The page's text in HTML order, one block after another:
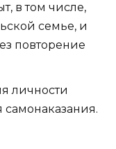
в том числе,
семье, и
повторение
личности
самонаказания.